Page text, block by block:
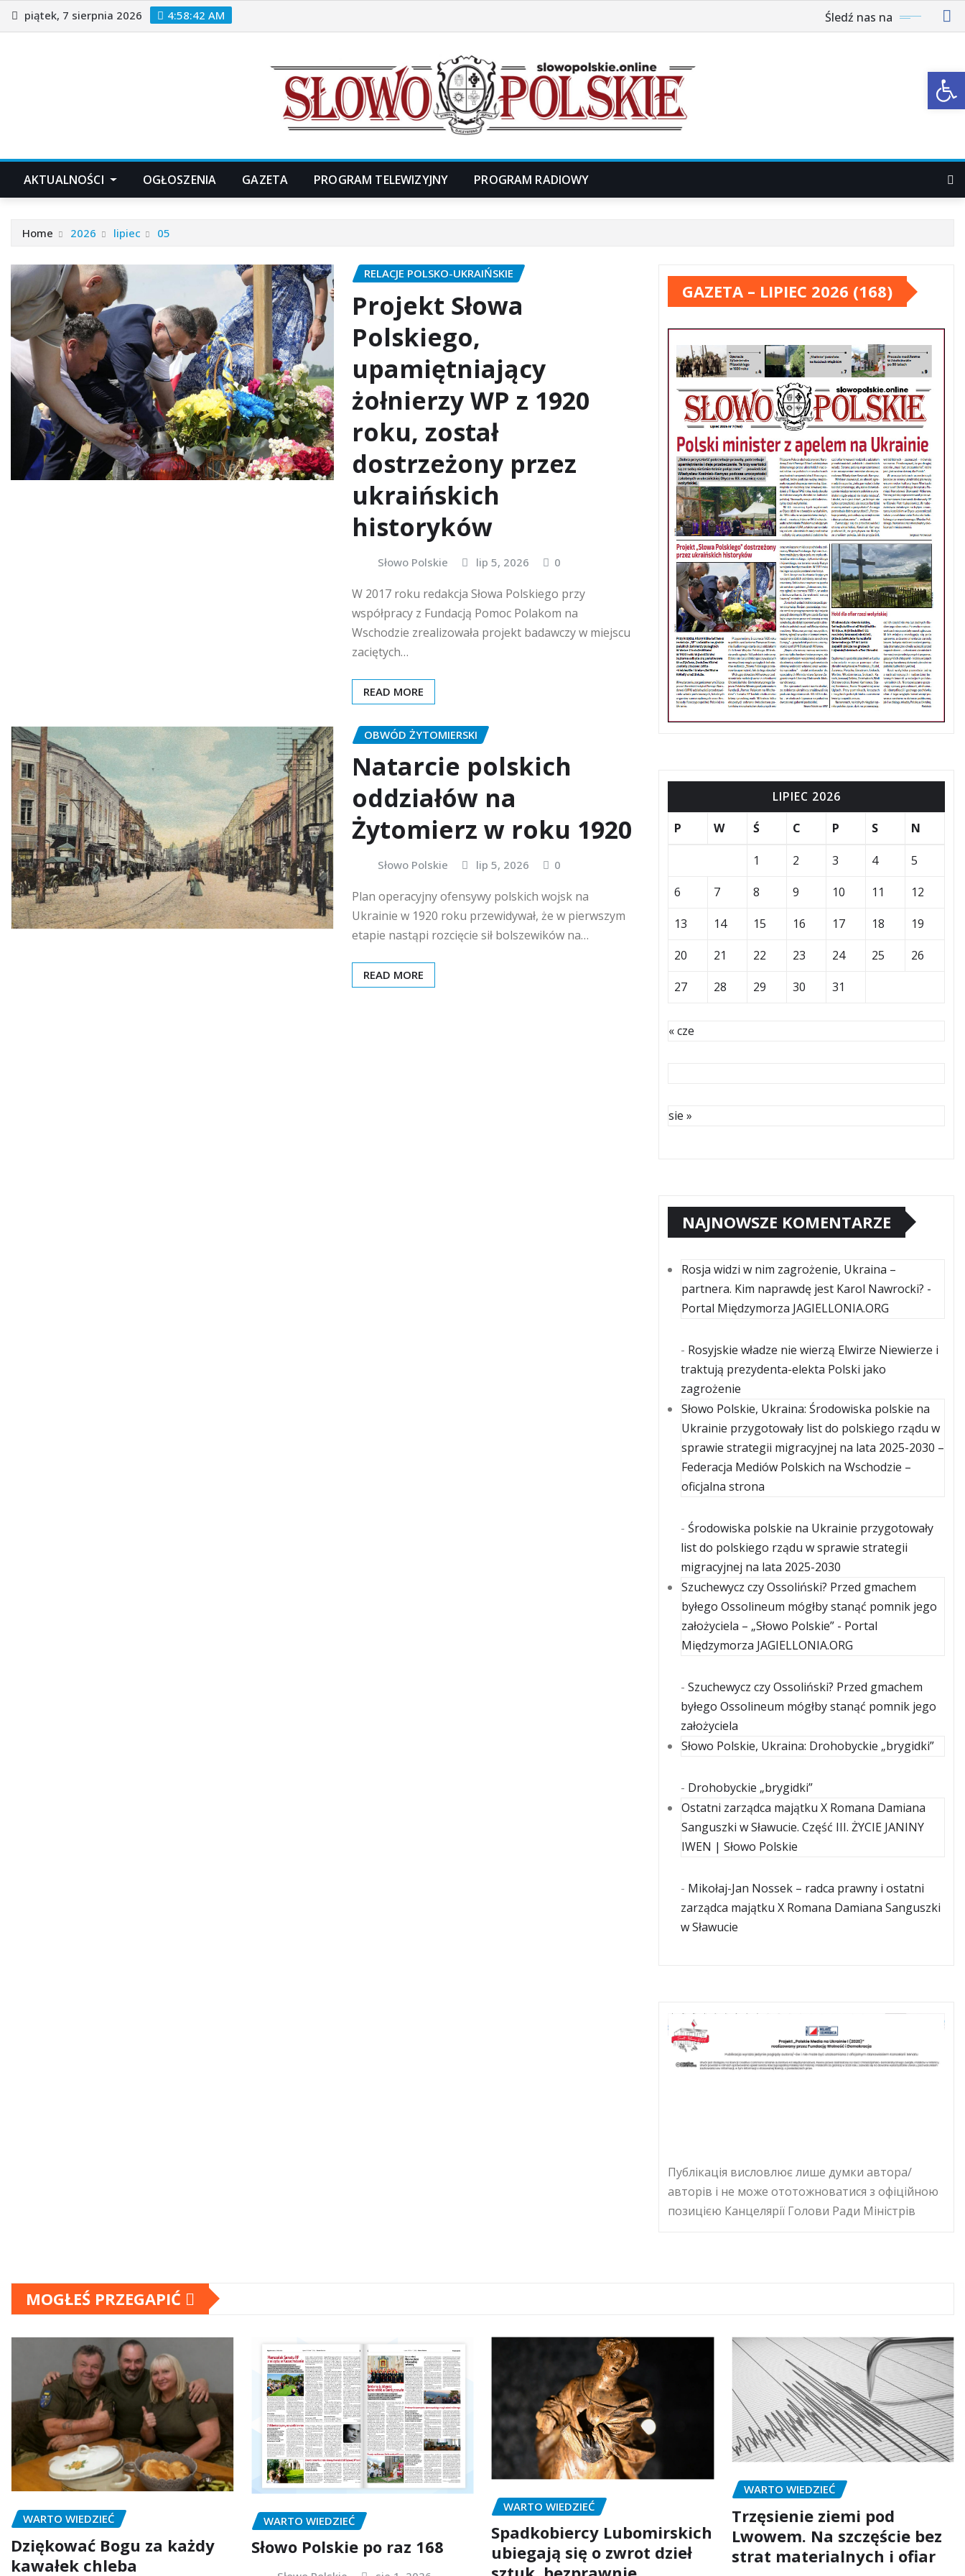
Skip
to
piątek, 7 sierpnia 2026 4:58:43 AM Śledź nas na
AKTUALNOŚCI OGŁOSZENIA GAZETA PROGRAM TELEWIZYJNY PROGRAM RADIOWY
Home 2026 lipiec 05
RELACJE POLSKO-UKRAIŃSKIE
Projekt Słowa
Polskiego,
upamiętniający
żołnierzy WP z 1920
roku, został
dostrzeżony przez
ukraińskich
historyków
Słowo Polskie lip 5, 2026 0
W 2017 roku redakcja Słowa Polskiego przy
współpracy z Fundacją Pomoc Polakom na
Wschodzie zrealizowała projekt badawczy w miejscu
zaciętych…
READ MORE
OBWÓD ŻYTOMIERSKI
Natarcie polskich
oddziałów na
Żytomierz w roku 1920
Słowo Polskie lip 5, 2026 0
Plan operacyjny ofensywy polskich wojsk na
Ukrainie w 1920 roku przewidywał, że w pierwszym
etapie nastąpi rozcięcie sił bolszewików na…
READ MORE
GAZETA – LIPIEC 2026 (168)
LIPIEC 2026
P
W Ś C P S N
1 2 3 4
5
6
7 8 9 10 11
12
13
14 15 16 17 18
19
20
21 22 23 24 25
26
27
28 29 30 31
« cze
sie »
NAJNOWSZE KOMENTARZE
Rosja widzi w nim zagrożenie, Ukraina –
partnera. Kim naprawdę jest Karol Nawrocki? -
Portal Międzymorza JAGIELLONIA.ORG
- Rosyjskie władze nie wierzą Elwirze Niewierze i
traktują prezydenta-elekta Polski jako
zagrożenie
Słowo Polskie, Ukraina: Środowiska polskie na
Ukrainie przygotowały list do polskiego rządu w
sprawie strategii migracyjnej na lata 2025-2030 –
Federacja Mediów Polskich na Wschodzie –
oficjalna strona
- Środowiska polskie na Ukrainie przygotowały
list do polskiego rządu w sprawie strategii
migracyjnej na lata 2025-2030
Szuchewycz czy Ossoliński? Przed gmachem
byłego Ossolineum mógłby stanąć pomnik jego
założyciela – „Słowo Polskie” - Portal
Międzymorza JAGIELLONIA.ORG
- Szuchewycz czy Ossoliński? Przed gmachem
byłego Ossolineum mógłby stanąć pomnik jego
założyciela
Słowo Polskie, Ukraina: Drohobyckie „brygidki”
- Drohobyckie „brygidki”
Ostatni zarządca majątku X Romana Damiana
Sanguszki w Sławucie. Część III. ŻYCIE JANINY
IWEN | Słowo Polskie
- Mikołaj-Jan Nossek – radca prawny i ostatni
zarządca majątku X Romana Damiana Sanguszki
w Sławucie
Публікація висловлює лише думки автора/
авторів і не може ототожноватися з офіційною
позицією Канцелярії Голови Ради Міністрів
MOGŁEŚ PRZEGAPIĆ
WARTO WIEDZIEĆ
Dziękować Bogu za każdy
kawałek chleba
WARTO WIEDZIEĆ
Słowo Polskie po raz 168
WARTO WIEDZIEĆ
Spadkobiercy Lubomirskich
ubiegają się o zwrot dzieł
WARTO WIEDZIEĆ
Trzęsienie ziemi pod
Lwowem. Na szczęście bez
strat materialnych i ofiar